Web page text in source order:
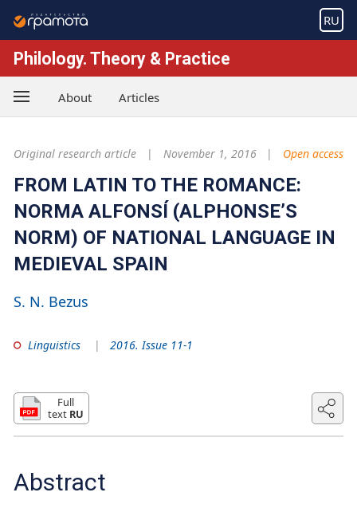
RU
Philology. Theory & Practice
About Articles
Original research article November 1, 2016 Open access
FROM LATIN TO THE ROMANCE:
NORMA ALFONSÍ (ALPHONSE’S
NORM) OF NATIONAL LANGUAGE IN
MEDIEVAL SPAIN
S. N. Bezus
Linguistics 2016. Issue 11-1
Full
text RU
Abstract